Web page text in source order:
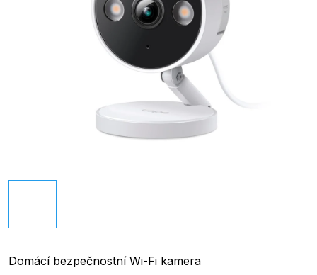
Domácí bezpečnostní Wi-Fi kamera